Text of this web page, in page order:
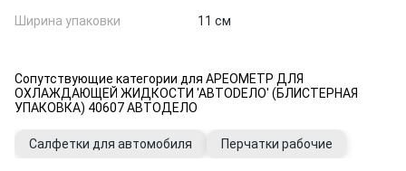
Ширина упаковки 11 см
Сопутствующие категории для АРЕОМЕТР ДЛЯ
ОХЛАЖДАЮЩЕЙ ЖИДКОСТИ 'АВТОDЕЛО' (БЛИСТЕРНАЯ
УПАКОВКА) 40607 АВТОДЕЛО
Салфетки для автомобиля Перчатки рабочие